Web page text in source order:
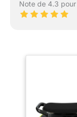
Note de 4.3